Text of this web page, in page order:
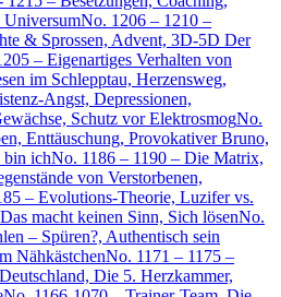
UniversumNo. 1206 – 1210 –
& Sprossen, Advent, 3D-5D Der
– Eigenartiges Verhalten von
im Schlepptau, Herzensweg,
Angst, Depressionen,
Schutz vor ElektrosmogNo.
Enttäuschung, Provokativer Bruno,
bin ichNo. 1186 – 1190 – Die Matrix,
von Verstorbenen,
– Evolutions-Theorie, Luzifer vs.
macht keinen Sinn, Sich lösenNo.
– Spüren?, Authentisch sein
NähkästchenNo. 1171 – 1175 –
Die 5. Herzkammer,